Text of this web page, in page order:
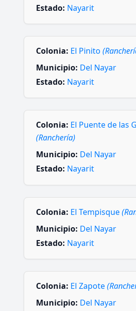
Estado: Nayarit
Colonia: El Pinito
Municipio: Del Nayar
Estado: Nayarit
Colonia: El Puente de las
(Ranchería)
Municipio: Del Nayar
Estado: Nayarit
Colonia: El Tempisque
Municipio: Del Nayar
Estado: Nayarit
Colonia: El Zapote
Municipio: Del Nayar